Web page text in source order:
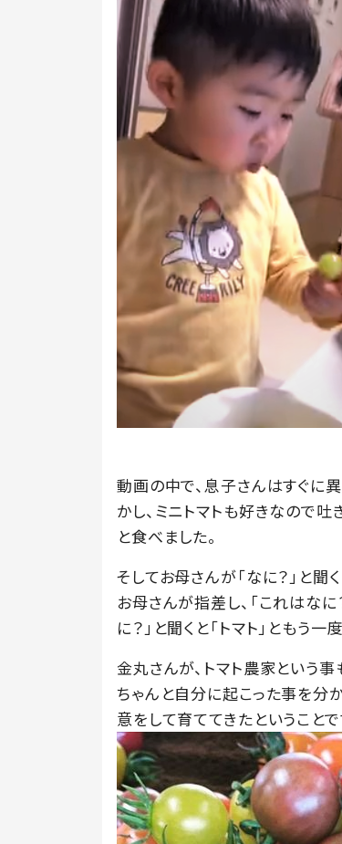
動画の中で、息子さんはすぐに
かし、ミニトマトも好きなので
と食べました。
そしてお母さんが「なに？」と聞
お母さんが指差し、「これはなに
に？」と聞くと「トマト」ともう一
金丸さんが、トマト農家という
ちゃんと自分に起こった事を分
意をして育ててきたということで